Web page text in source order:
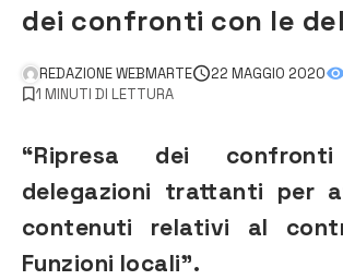
dei confronti con le
REDAZIONE WEBMARTE 22 MAGGIO 2020
1 MINUTI DI LETTURA
“Ripresa dei
delegazioni trattanti per
contenuti relativi al
Funzioni locali”.